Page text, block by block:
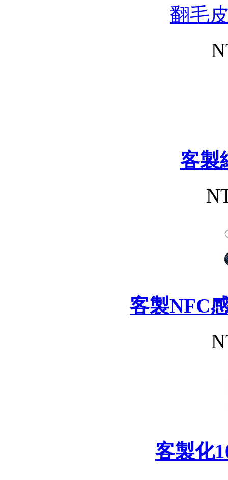
翻毛
客製
客製NFC
客製化